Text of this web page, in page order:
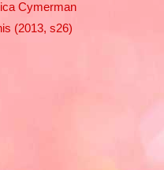
Cymerman
(2013, s26)